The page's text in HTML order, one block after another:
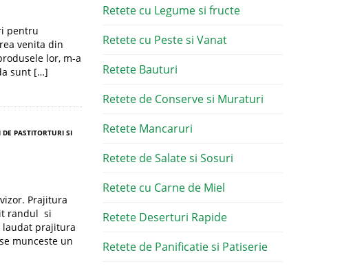
pentru
venita din
lor, m-a
sunt […]
DE PASTITORTURI SI
Prajitura
randul si
laudat prajitura
munceste un
Retete cu Legume si fructe
Retete cu Peste si Vanat
Retete Bauturi
Retete de Conserve si Muraturi
Retete Mancaruri
Retete de Salate si Sosuri
Retete cu Carne de Miel
Retete Deserturi Rapide
Retete de Panificatie si Patiserie